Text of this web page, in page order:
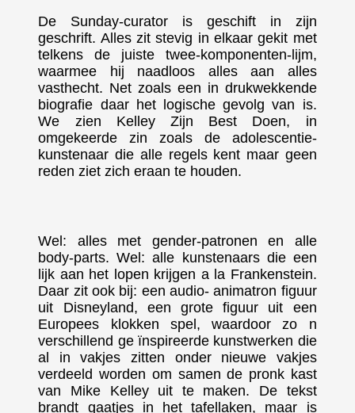
De Sunday-curator is geschift in zijn
geschrift. Alles zit stevig in elkaar gekit met
telkens de juiste twee-komponenten-lijm,
waarmee hij naadloos alles aan alles
vasthecht. Net zoals een in drukwekkende
biografie daar het logische gevolg van is.
We zien Kelley Zijn Best Doen, in
omgekeerde zin zoals de adolescentie-
kunstenaar die alle regels kent maar geen
reden ziet zich eraan te houden.
Wel: alles met gender-patronen en alle
body-parts. Wel: alle kunstenaars die een
lijk aan het lopen krijgen a la Frankenstein.
Daar zit ook bij: een audio- animatron figuur
uit Disneyland, een grote figuur uit een
Europees klokken spel, waardoor zo n
verschillend ge ïnspireerde kunstwerken die
al in vakjes zitten onder nieuwe vakjes
verdeeld worden om samen de pronk kast
van Mike Kelley uit te maken. De tekst
brandt gaatjes in het tafellaken, maar is